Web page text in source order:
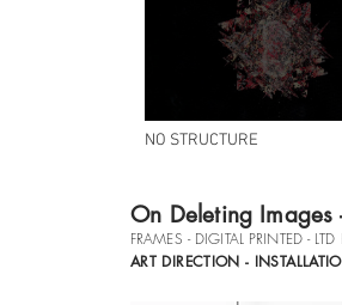
NO STRUCTURE
On Deleting Images
FRAMES - DIGITAL PRINTED -
ART DIRECTION -